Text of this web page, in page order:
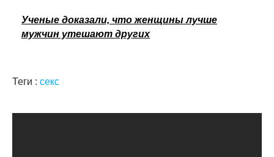
Ученые доказали, что женщины лучше
мужчин утешают других
Теги : секс